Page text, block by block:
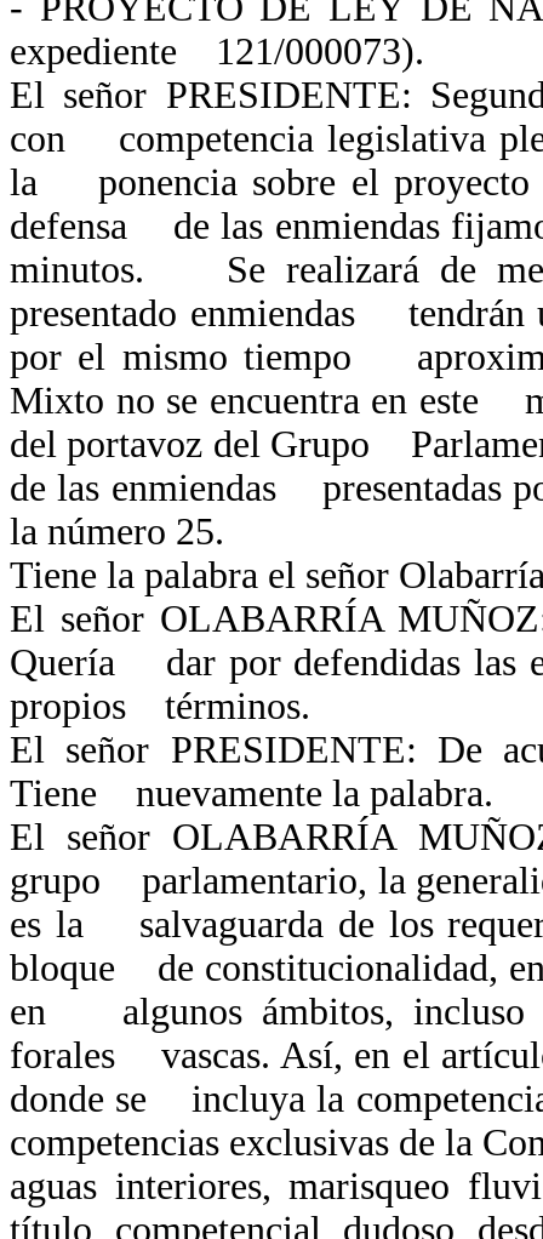
expediente 121/000073).
El señor PRESIDENTE:
con competencia legislativa
la ponencia sobre el proyecto
defensa de las enmiendas
minutos. Se realizará de
presentado enmiendas tendrán
por el mismo tiempo
Mixto no se encuentra en este
del portavoz del Grupo
de las enmiendas presentadas
la número 25.
Tiene la palabra el señor
El señor OLABARRÍA
Quería dar por defendidas las
propios términos.
El señor PRESIDENTE: De
Tiene nuevamente la palabra.
El señor OLABARRÍA
grupo parlamentario, la
es la salvaguarda de los
bloque de constitucionalidad,
en algunos ámbitos, incluso
forales vascas. Así, en el
donde se incluya la
competencias exclusivas de la
aguas interiores, marisqueo
título competencial dudoso